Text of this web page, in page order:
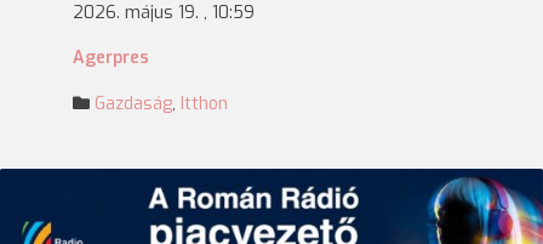
2026. május 19. , 10:59
Agerpres
Gazdaság, Itthon